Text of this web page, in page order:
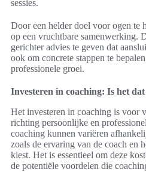
sessies.
Door een helder doel voor ogen te
op een vruchtbare samenwerking.
gerichter advies te geven dat
ook om concrete stappen te
professionele groei.
Investeren in coaching: Is het
Het investeren in coaching is voor
richting persoonlijke en
coaching kunnen variëren
zoals de ervaring van de coach en
kiest. Het is essentieel om deze
de potentiële voordelen die